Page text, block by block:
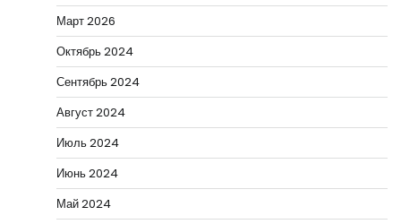
Март 2026
Октябрь 2024
Сентябрь 2024
Август 2024
Июль 2024
Июнь 2024
Май 2024